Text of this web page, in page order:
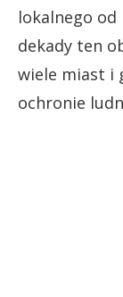
lokalnego od
dekady ten
wiele miast i
ochronie